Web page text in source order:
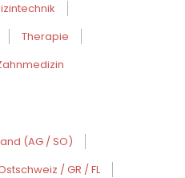
Therapie
(AG / SO)
/ GR / FL